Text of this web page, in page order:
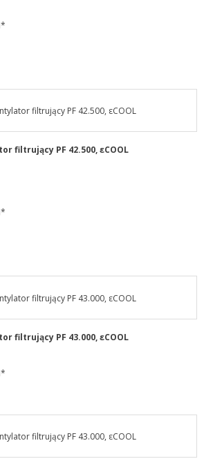
filtrujący PF 42.500, εCOOL
filtrujący PF 43.000, εCOOL